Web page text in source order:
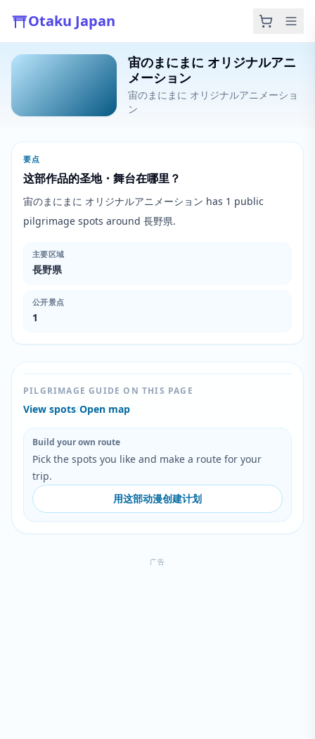
Otaku Japan
宙のまにまに オリジナルアニ
メーション
宙のまにまに オリジナルアニメーショ
ン
要点
这部作品的圣地・舞台在哪里？
宙のまにまに オリジナルアニメーション has 1 public
pilgrimage spots around 長野県.
主要区域
長野県
公开景点
1
PILGRIMAGE GUIDE ON THIS PAGE
View spots/Open map
Build your own route
Pick the spots you like and make a route for your
trip.
用这部动漫创建计划
广告